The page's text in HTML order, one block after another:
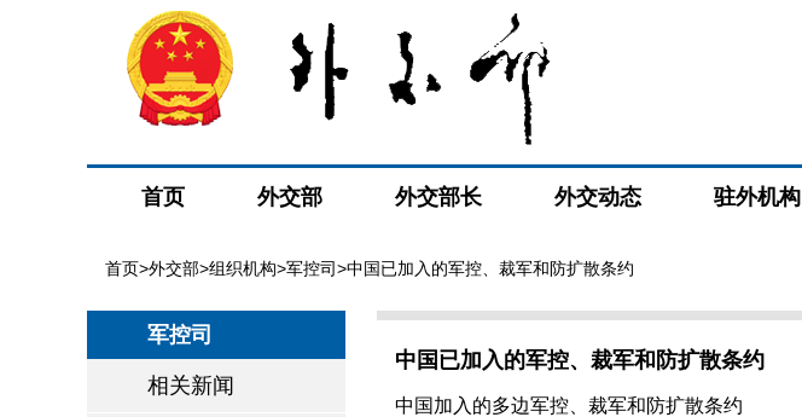
首页 外交部 外交部长 外交动态 驻外机构
首页>外交部>组织机构>军控司>中国已加入的军控、裁军和防扩散条约
军控司
相关新闻
中国已加入的军控、裁军和防扩散条约
中国加入的多边军控、裁军和防扩散条约